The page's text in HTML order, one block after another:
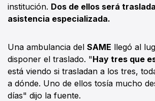
institución. Dos de ellos será
asistencia especializada.
Una ambulancia del SAME llegó al
disponer el traslado. "Hay tres que
está viendo si trasladan a los tres,
a dónde. Uno de ellos tosía mucho
días" dijo la fuente.